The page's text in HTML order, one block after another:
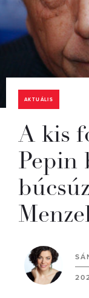
AKTUÁLIS
A kis
Pepin